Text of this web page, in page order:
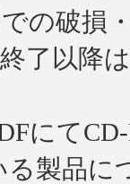
の破損
了以降
にてCD-
製品に